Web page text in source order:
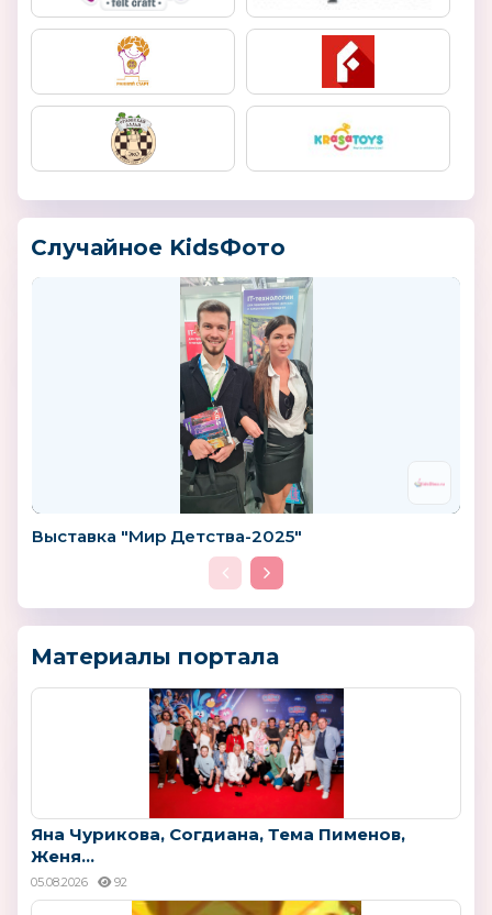
Случайное KidsФото
Выставка "Мир Детства-2025"
Материалы портала
Яна Чурикова, Согдиана, Тема Пименов,
Женя...
05.08.2026 92